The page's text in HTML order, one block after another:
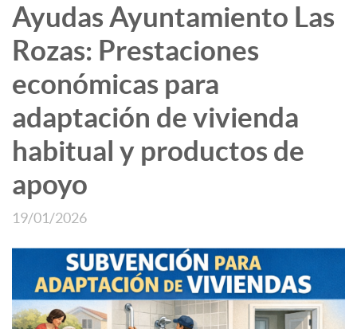
Ayudas Ayuntamiento Las
Rozas: Prestaciones
económicas para
adaptación de vivienda
habitual y productos de
apoyo
19/01/2026